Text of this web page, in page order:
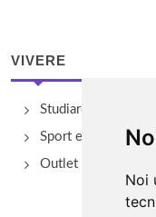
Noi
VIVERE
Studiare
Sport e Benessere
Outlet e spacci